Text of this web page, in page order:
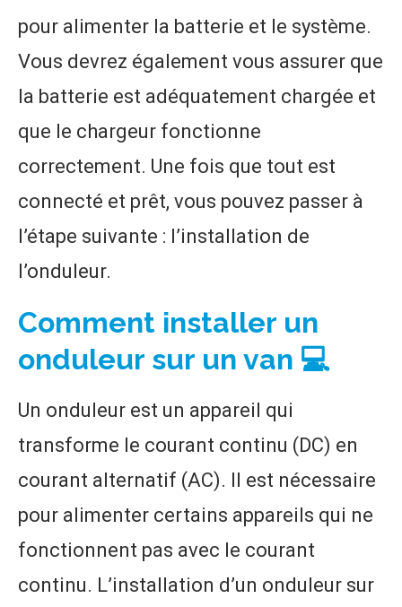
pour alimenter la batterie et le système.
Vous devrez également vous assurer que
la batterie est adéquatement chargée et
que le chargeur fonctionne
correctement. Une fois que tout est
connecté et prêt, vous pouvez passer à
l’étape suivante : l’installation de
l’onduleur.
Comment installer un
onduleur sur un van 💻
Un onduleur est un appareil qui
transforme le courant continu (DC) en
courant alternatif (AC). Il est nécessaire
pour alimenter certains appareils qui ne
fonctionnent pas avec le courant
continu. L’installation d’un onduleur sur